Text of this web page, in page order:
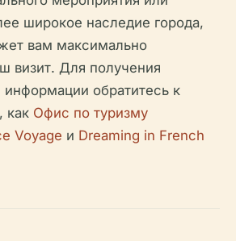
широкое наследие города,
вам максимально
визит. Для получения
информации обратитесь к
как Офис по туризму
Voyage и Dreaming in French